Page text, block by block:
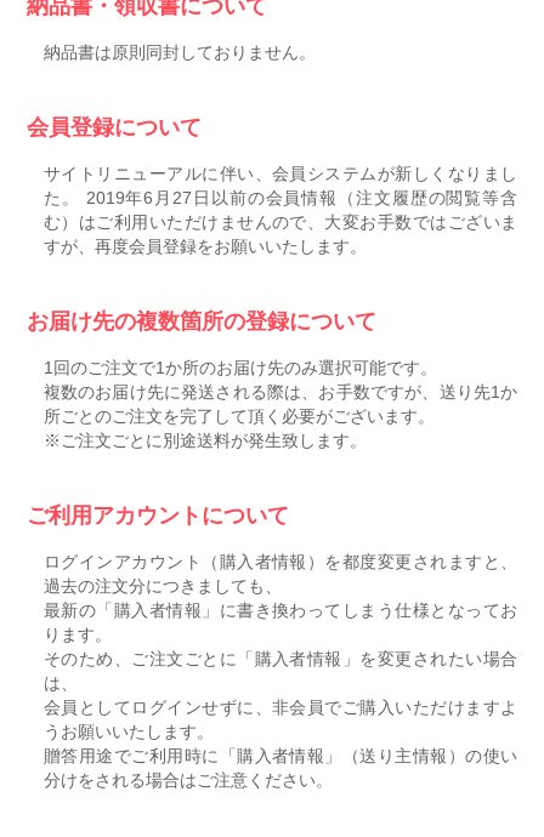
納品書・領収書について
納品書は原則同封しておりません。
会員登録について
サイトリニューアルに伴い、会員システムが新しくなりまし
た。 2019年6月27日以前の会員情報（注文履歴の閲覧等含
む）はご利用いただけませんので、大変お手数ではございま
すが、再度会員登録をお願いいたします。
お届け先の複数箇所の登録について
1回のご注文で1か所のお届け先のみ選択可能です。
複数のお届け先に発送される際は、お手数ですが、送り先1か
所ごとのご注文を完了して頂く必要がございます。
※ご注文ごとに別途送料が発生致します。
ご利用アカウントについて
ログインアカウント（購入者情報）を都度変更されますと、
過去の注文分につきましても、
最新の「購入者情報」に書き換わってしまう仕様となってお
ります。
そのため、ご注文ごとに「購入者情報」を変更されたい場合
は、
会員としてログインせずに、非会員でご購入いただけますよ
うお願いいたします。
贈答用途でご利用時に「購入者情報」（送り主情報）の使い
分けをされる場合はご注意ください。